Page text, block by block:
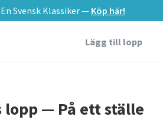
Svensk Klassiker — Köp här!
Lägg till lopp
lopp — På ett ställe